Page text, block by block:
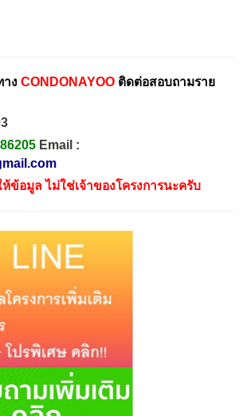
ง CONDONAYOO ติดต่อสอบถามราย
Email :
ห้ข้อมูล ไม่ใช่เจ้าของโครงการนะครับ